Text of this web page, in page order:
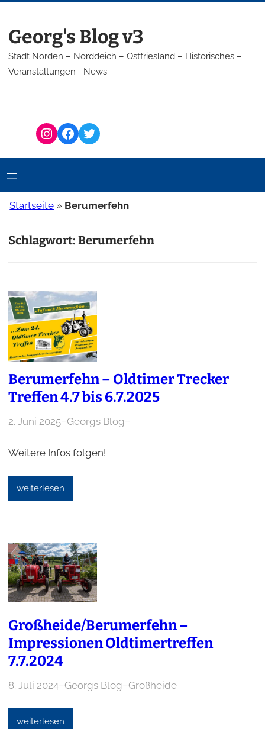
springen
Georg's Blog v3
Stadt Norden – Norddeich – Ostfriesland – Historisches –
Veranstaltungen– News
Instagram Facebook Twitter
Startseite » Berumerfehn
Schlagwort: Berumerfehn
Berumerfehn – Oldtimer Trecker
Treffen 4.7 bis 6.7.2025
2. Juni 2025–Georgs Blog–
Weitere Infos folgen!
weiterlesen
Großheide/Berumerfehn –
Impressionen Oldtimertreffen
7.7.2024
8. Juli 2024–Georgs Blog–Großheide
weiterlesen